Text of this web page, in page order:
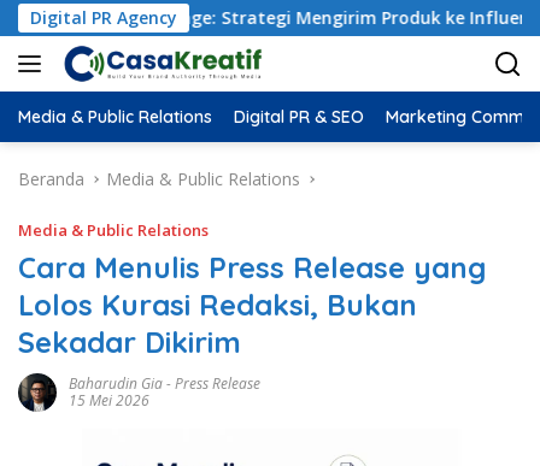
Digital PR Agency
Strategi Mengirim Produk ke Influencer yang Benar
Media & Public Relations Digital PR & SEO Marketing
Beranda Media & Public Relations
Media & Public Relations
Cara Menulis Press Release yang
Lolos Kurasi Redaksi, Bukan
Sekadar Dikirim
Baharudin Gia-Press Release
15 Mei 2026